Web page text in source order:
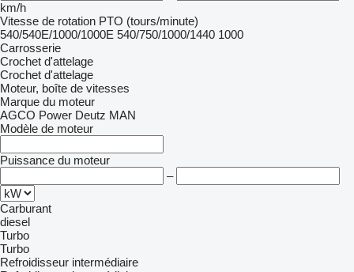
km/h
Vitesse de rotation PTO (tours/minute)
540/540E/1000/1000E 540/750/1000/1440 1000
Carrosserie
Crochet d'attelage
Crochet d'attelage
Moteur, boîte de vitesses
Marque du moteur
AGCO Power Deutz MAN
Modèle de moteur
Puissance du moteur
–
Carburant
diesel
Turbo
Turbo
Refroidisseur intermédiaire